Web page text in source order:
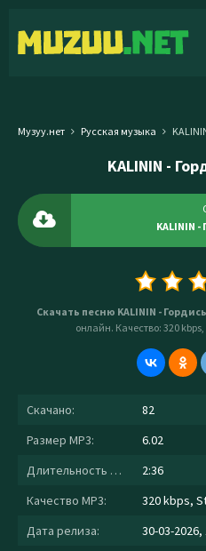
Музуу.нет Русская музыка
KALININ -
KALININ
Скачать песню KALININ -
онлайн. Качество: 320
Скачано:
82
Размер MP3:
6.02
Длительность MP3:
2:36
Качество MP3:
320 kbps,
Дата релиза:
30-03-2026,